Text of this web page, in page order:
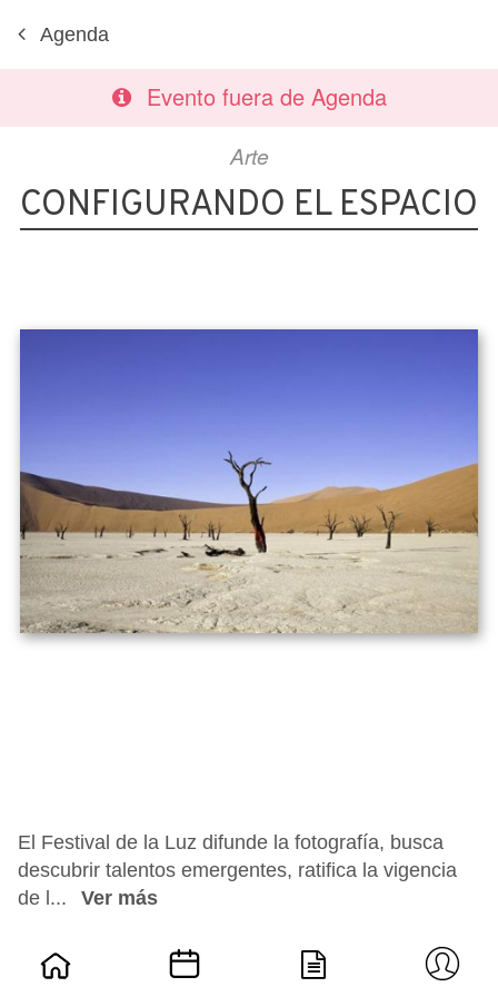
Agenda
Evento fuera de Agenda
Arte
CONFIGURANDO EL ESPACIO
El Festival de la Luz difunde la fotografía, busca
descubrir talentos emergentes, ratifica la vigencia
de l...
Ver más